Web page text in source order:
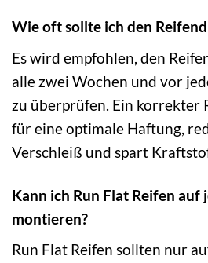
Wie oft sollte ich den
Es wird empfohlen, den
alle zwei Wochen und vor
zu überprüfen. Ein korrekter
für eine optimale Haftung,
Verschleiß und spart
Kann ich Run Flat Reifen auf
montieren?
Run Flat Reifen sollten nur